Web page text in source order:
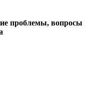
проблемы, вопросы